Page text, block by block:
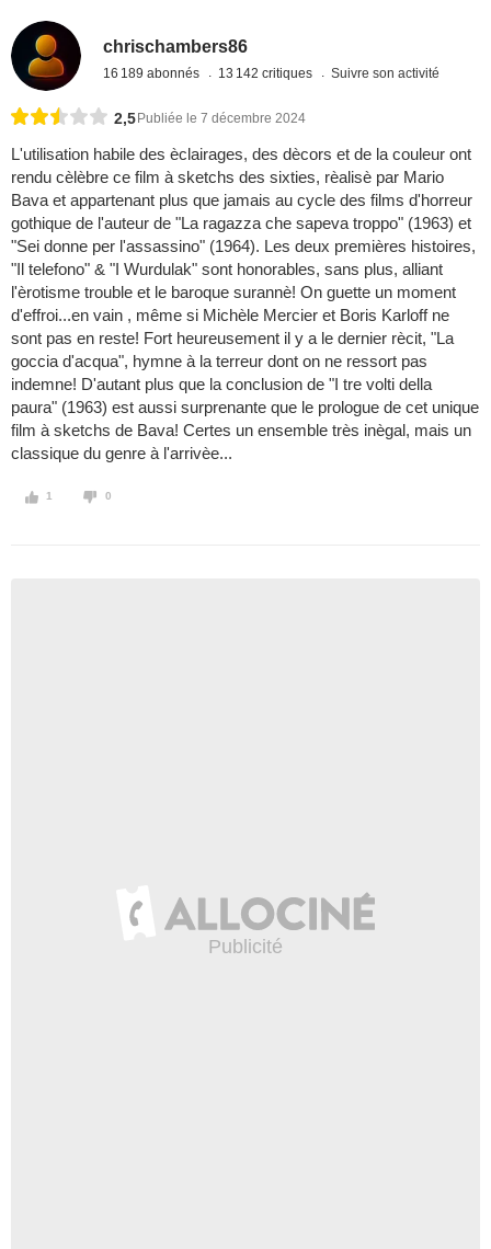
chrischambers86
16 189 abonnés 13 142 critiques Suivre son activité
2,5 Publiée le 7 décembre 2024
L'utilisation habile des èclairages, des dècors et de la couleur ont
rendu cèlèbre ce film à sketchs des sixties, rèalisè par Mario
Bava et appartenant plus que jamais au cycle des films d'horreur
gothique de l'auteur de "La ragazza che sapeva troppo" (1963) et
"Sei donne per l'assassino" (1964). Les deux premières histoires,
"Il telefono" & "I Wurdulak" sont honorables, sans plus, alliant
l'èrotisme trouble et le baroque surannè! On guette un moment
d'effroi...en vain , même si Michèle Mercier et Boris Karloff ne
sont pas en reste! Fort heureusement il y a le dernier rècit, "La
goccia d'acqua", hymne à la terreur dont on ne ressort pas
indemne! D'autant plus que la conclusion de "I tre volti della
paura" (1963) est aussi surprenante que le prologue de cet unique
film à sketchs de Bava! Certes un ensemble très inègal, mais un
classique du genre à l'arrivèe...
1 0